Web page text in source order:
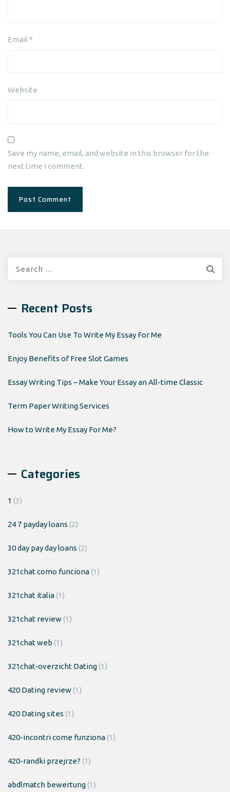
Email *
Website
Save my name, email, and website in this browser for the
next time I comment.
Recent Posts
Tools You Can Use To Write My Essay For Me
Enjoy Benefits of Free Slot Games
Essay Writing Tips – Make Your Essay an All-time Classic
Term Paper Writing Services
How to Write My Essay For Me?
Categories
1 (3)
24 7 payday loans (2)
30 day pay day loans (2)
321chat como funciona(1)
321chat italia(1)
321chat review(1)
321chat web (1)
321chat-overzicht Dating(1)
420 Dating review(1)
420 Dating sites (1)
420-incontri come funziona(1)
420-randki przejrze? (1)
abdlmatch bewertung(1)